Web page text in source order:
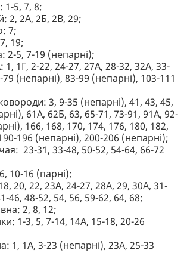
5, 7, 8;
2, 2А, 2Б, 2В, 29;
7;
19;
2-5, 7-19 (непарні);
1, 1Г, 2-22, 24-27, 27А, 28-32, 32А, 33-
(непарні), 83-99 (непарні), 103-111
3, 9-35 (непарні), 41, 43, 45,
61А, 62Б, 63, 65-71, 73-91, 91А, 92-
166, 168, 170, 174, 176, 180, 182,
196 (непарні), 200-206 (непарні);
23-31, 33-48, 50-52, 54-64, 66-72
10-16 (парні);
20, 22, 23А, 24-27, 28А, 29, 30А, 31-
46, 48-52, 54, 56, 59-62, 64, 68;
2, 8, 12;
1-3, 5, 7-14, 14А, 15-18, 20-26
1, 1А, 3-23 (непарні), 23А, 25-33